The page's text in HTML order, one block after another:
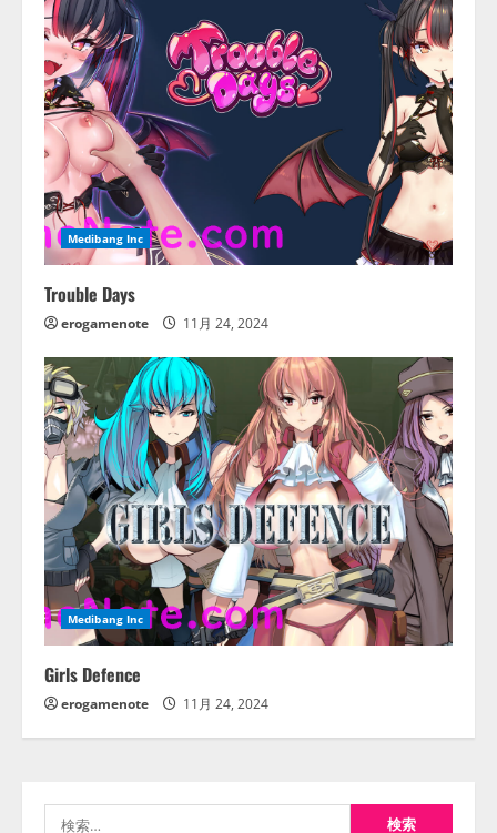
Medibang Inc
Trouble Days
erogamenote 11月 24, 2024
Medibang Inc
Girls Defence
erogamenote 11月 24, 2024